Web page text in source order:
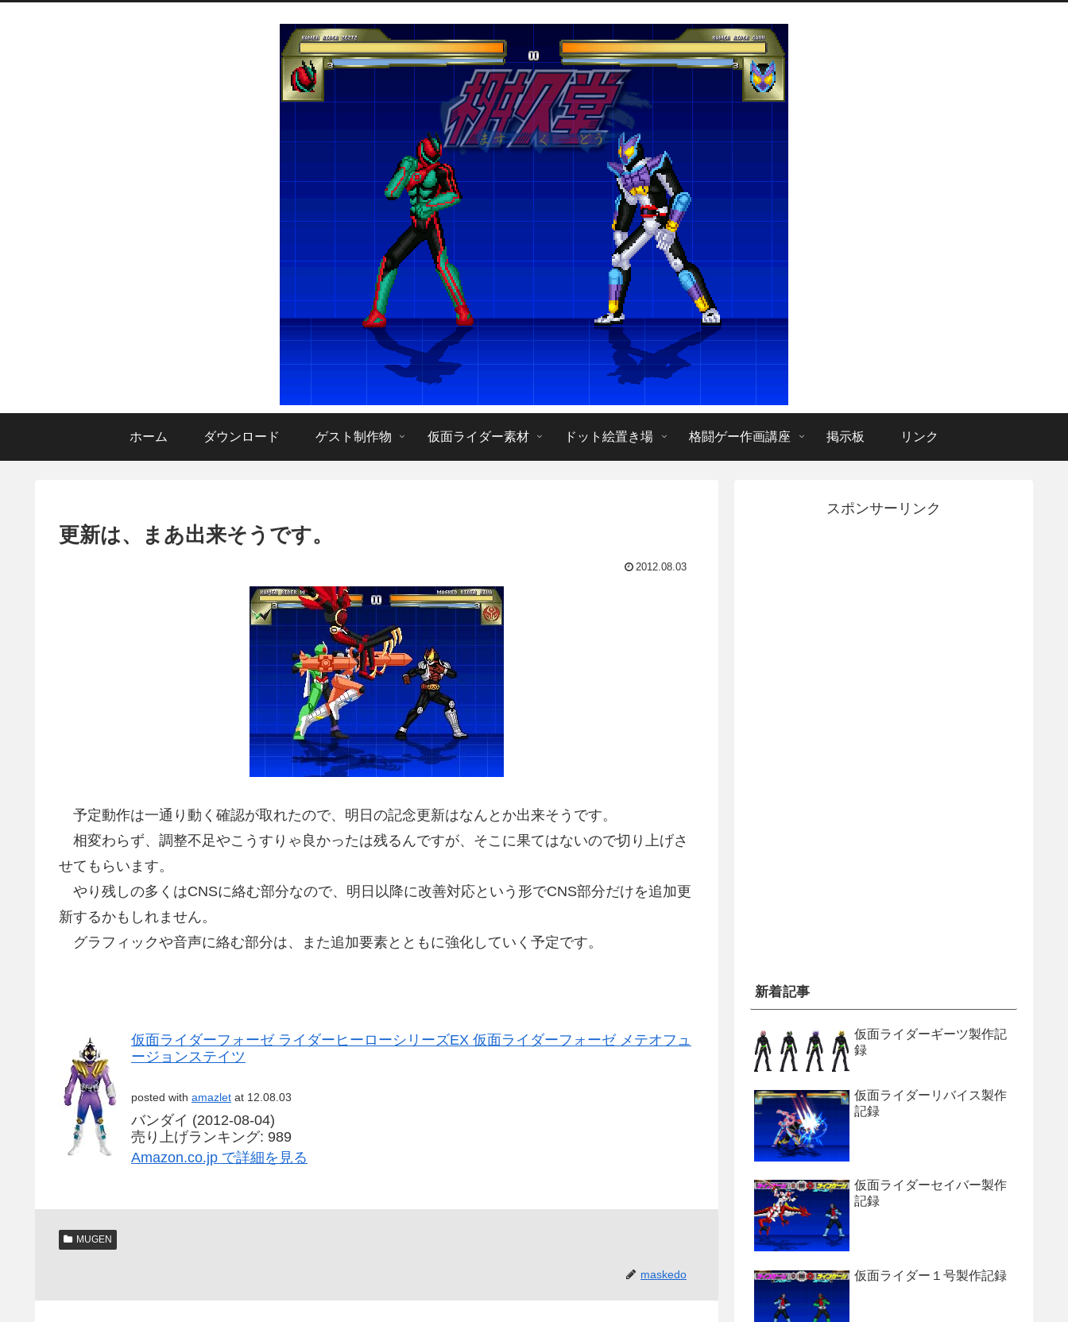
ホーム ダウンロード ゲスト制作物 仮面ライダー素材 ドット絵置き場 格闘ゲー作画講座 掲示板 リンク
更新は、まあ出来そうです。
2012.08.03
予定動作は一通り動く確認が取れたので、明日の記念更新はなんとか出来そうです。
相変わらず、調整不足やこうすりゃ良かったは残るんですが、そこに果てはないので切り上げさ
せてもらいます。
やり残しの多くはCNSに絡む部分なので、明日以降に改善対応という形でCNS部分だけを追加更
新するかもしれません。
グラフィックや音声に絡む部分は、また追加要素とともに強化していく予定です。
仮面ライダーフォーゼ ライダーヒーローシリーズEX 仮面ライダーフォーゼ メテオフュ
ージョンステイツ
posted with amazlet at 12.08.03
バンダイ (2012-08-04)
売り上げランキング: 989
Amazon.co.jp で詳細を見る
MUGEN
maskedo
スポンサーリンク
新着記事
仮面ライダーギーツ製作記
録
仮面ライダーリバイス製作
記録
仮面ライダーセイバー製作
記録
仮面ライダー１号製作記録